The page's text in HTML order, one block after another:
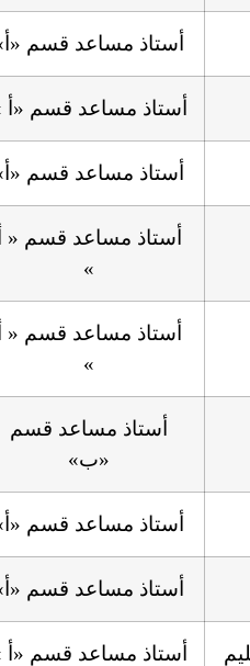
أستاذ مساعد قسم «أ»
أستاذ مساعد قسم «أ »
أستاذ مساعد قسم «أ»
أستاذ مساعد قسم « أ
أستاذ مساعد قسم « أ
أستاذ مساعد قسم
«ب»
أستاذ مساعد قسم «أ»
أستاذ مساعد قسم «أ»
أستاذ مساعد قسم «أ »